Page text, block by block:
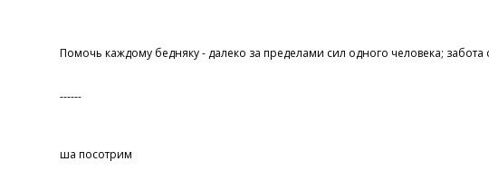
Помочь каждому бедняку - далеко за пределами сил одного человека;
------
ша посотрим